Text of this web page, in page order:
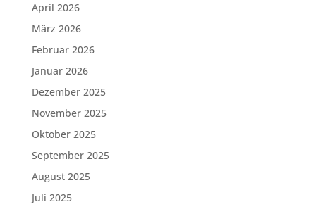
April 2026
März 2026
Februar 2026
Januar 2026
Dezember 2025
November 2025
Oktober 2025
September 2025
August 2025
Juli 2025